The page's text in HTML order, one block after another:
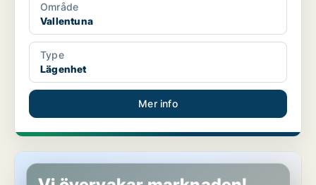
Område
Vallentuna
Type
Lägenhet
Mer info
Lägenhet i Vallentuna